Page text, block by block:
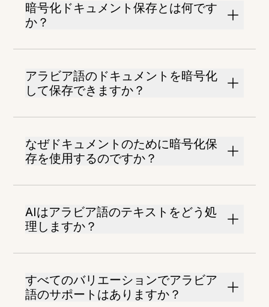
暗号化ドキュメント保存とは何です
か？
アラビア語のドキュメントを暗号化
して保存できますか？
なぜドキュメントのために暗号化保
存を使用するのですか？
AIはアラビア語のテキストをどう処
理しますか？
すべてのバリエーションでアラビア
語のサポートはありますか？